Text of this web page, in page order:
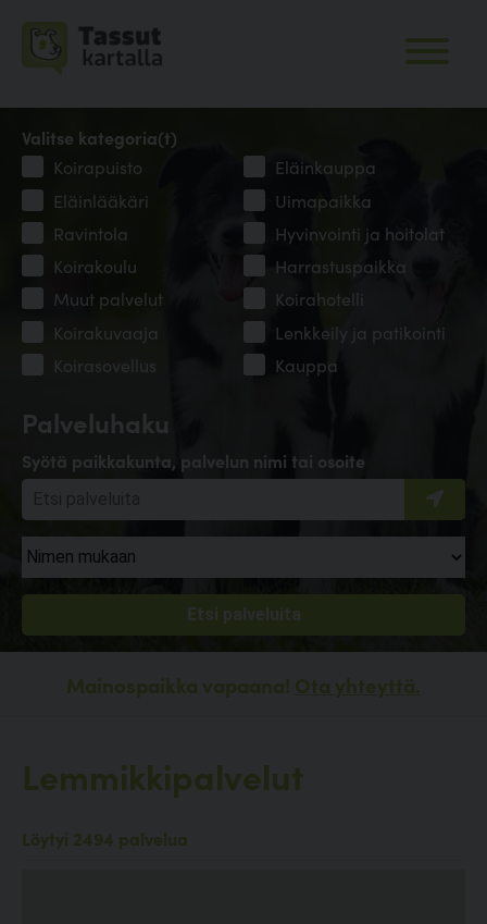
Palveluhaku
Syötä paikkakunta, palvelun nimi tai osoite
Valitse kategoria(t)
Koirapuisto
Eläinkauppa
Eläinlääkäri
Uimapaikka
Ravintola
Hyvinvointi ja hoitolat
Koirakoulu
Harrastuspaikka
Muut palvelut
Koirahotelli
Koirakuvaaja
Lenkkeily ja patikointi
Koirasovellus
Kauppa
Mainospaikka vapaana! Ota yhteyttä.
Lemmikkipalvelut
Löytyi 2494 palvelua